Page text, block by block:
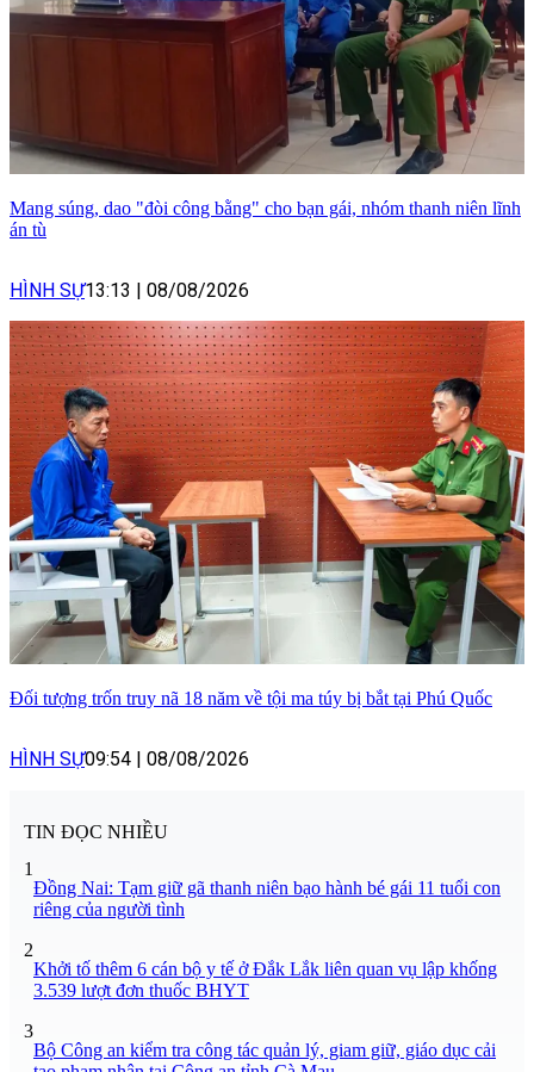
Mang súng, dao "đòi công bằng" cho bạn gái, nhóm thanh niên lĩnh
án tù
HÌNH SỰ13:13 08/08/2026
Đối tượng trốn truy nã 18 năm về tội ma túy bị bắt tại Phú Quốc
HÌNH SỰ09:54 08/08/2026
TIN ĐỌC NHIỀU
1
Đồng Nai: Tạm giữ gã thanh niên bạo hành bé gái 11 tuổi con
riêng của người tình
2
Khởi tố thêm 6 cán bộ y tế ở Đắk Lắk liên quan vụ lập khống
3.539 lượt đơn thuốc BHYT
3
Bộ Công an kiểm tra công tác quản lý, giam giữ, giáo dục cải